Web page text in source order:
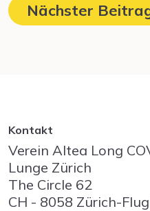
Nächster
Kontakt
Verein Altea Long
Lunge Zürich
The Circle 62
CH - 8058 Zürich-